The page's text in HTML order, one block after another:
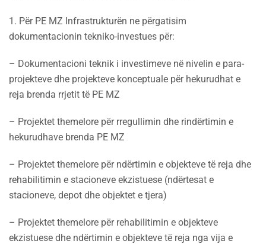
1. Për PE MZ Infrastrukturën ne përgatisim
dokumentacionin tekniko-investues për:
– Dokumentacioni teknik i investimeve në nivelin e para-
projekteve dhe projekteve konceptuale për hekurudhat e
reja brenda rrjetit të PE MZ
– Projektet themelore për rregullimin dhe rindërtimin e
hekurudhave brenda PE MZ
– Projektet themelore për ndërtimin e objekteve të reja dhe
rehabilitimin e stacioneve ekzistuese (ndërtesat e
stacioneve, depot dhe objektet e tjera)
– Projektet themelore për rehabilitimin e objekteve
ekzistuese dhe ndërtimin e objekteve të reja nga vija e